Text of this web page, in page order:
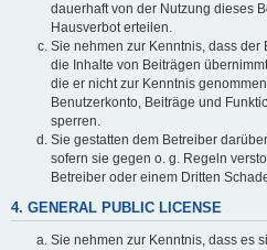
dauerhaft von der Nutzung dieses
Hausverbot erteilen.
Sie nehmen zur Kenntnis, dass der
die Inhalte von Beiträgen
die er nicht zur Kenntnis
Benutzerkonto, Beiträge und
sperren.
Sie gestatten dem Betreiber
sofern sie gegen o. g. Regeln
Betreiber oder einem Dritten
4. GENERAL PUBLIC LICENSE
Sie nehmen zur Kenntnis, dass es